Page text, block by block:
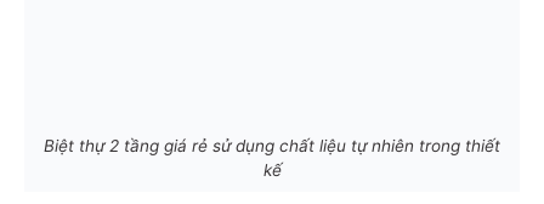
Biệt thự 2 tầng giá rẻ sử dụng chất liệu tự nhiên trong thiết
kế